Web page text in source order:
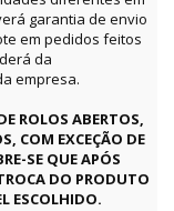
garantia de envio
em pedidos feitos
da
empresa.
ROLOS ABERTOS,
COM EXCEÇÃO DE
SE QUE APÓS
DO PRODUTO
ESCOLHIDO.